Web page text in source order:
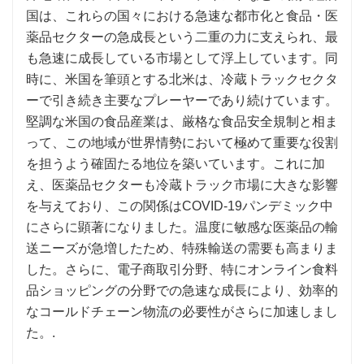
国は、これらの国々における急速な都市化と食品・医
薬品セクターの急成長という二重の力に支えられ、最
も急速に成長している市場として浮上しています。同
時に、米国を筆頭とする北米は、冷蔵トラックセクタ
ーで引き続き主要なプレーヤーであり続けています。
堅調な米国の食品産業は、厳格な食品安全規制と相ま
って、この地域が世界情勢において極めて重要な役割
を担うよう確固たる地位を築いています。これに加
え、医薬品セクターも冷蔵トラック市場に大きな影響
を与えており、この関係はCOVID-19パンデミック中
にさらに顕著になりました。温度に敏感な医薬品の輸
送ニーズが急増したため、特殊輸送の需要も高まりま
した。さらに、電子商取引分野、特にオンライン食料
品ショッピングの分野での急速な成長により、効率的
なコールドチェーン物流の必要性がさらに加速しまし
た。.